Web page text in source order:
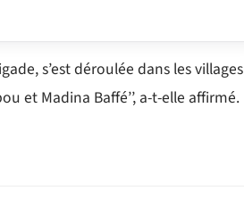
s’est déroulée dans les villages
et Madina Baffé’’, a-t-elle affirmé.